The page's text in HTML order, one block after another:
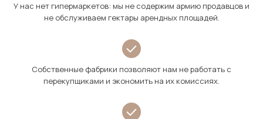
У нас нет гипермаркетов: мы не содержим армию продавцов и
не обслуживаем гектары арендных площадей.
Собственные фабрики позволяют нам не работать с
перекупщиками и экономить на их комиссиях.